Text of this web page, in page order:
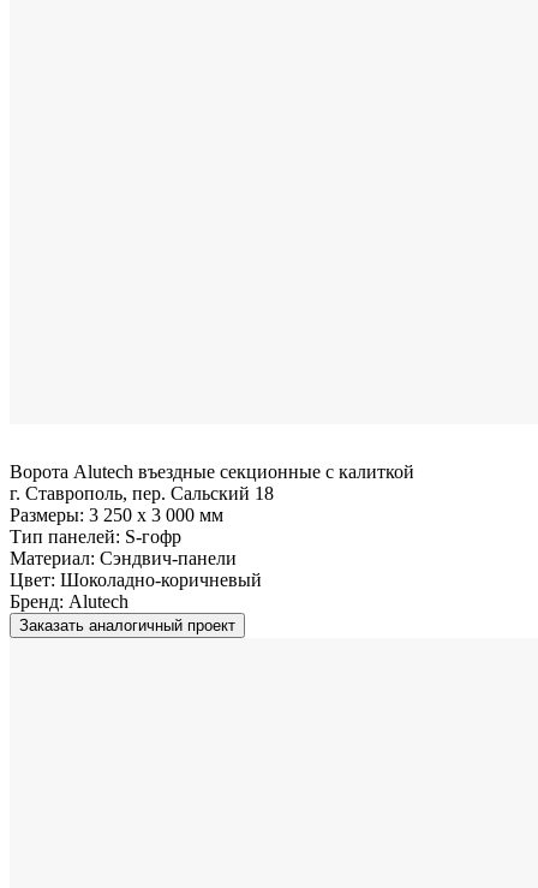
Ворота Alutech въездные секционные с калиткой
г. Ставрополь, пер. Сальский 18
Размеры: 3 250 x 3 000 мм
Тип панелей: S-гофр
Материал: Сэндвич-панели
Цвет: Шоколадно-коричневый
Бренд: Alutech
Заказать аналогичный проект